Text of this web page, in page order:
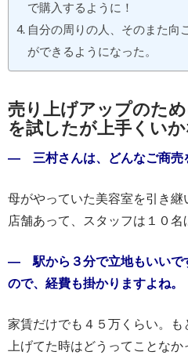
で購入するように！
自分の周りの人、そのまた向
ができるようになった。
売り上げアップのた
を試したが上手くいか
― 三村さんは、どんなご商売
母がやっていた美容室を引き継
店舗あって、スタッフは１０名
― 駅から３分で立地もいいで
ので、経費も掛かりますよね。
家賃だけでも４５万くらい。も
上げてた時はどうってことな